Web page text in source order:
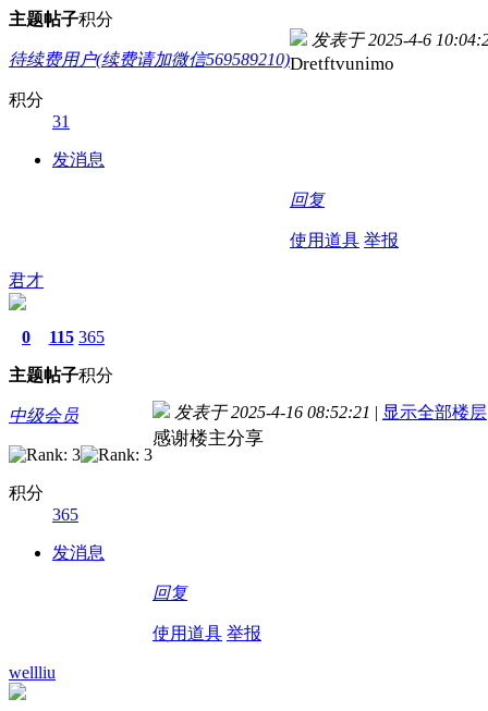
主题帖子积分
待续费用户(续费请加微信569589210)
积分
31
发消息
发表于 2025-4-6
Dretftvunimo
回复
使用道具 举报
君才
0
主题
115
帖子
365
积分
中级会员
积分
365
发消息
发表于 2025-4-16 08:52:21 | 显示全部楼层
感谢楼主分享
回复
使用道具 举报
wellliu